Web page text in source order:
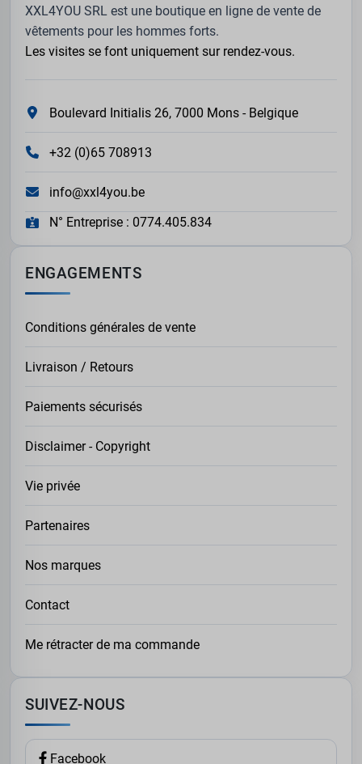
XXL4YOU SRL est une boutique en ligne de vente de
vêtements pour les hommes forts.
Les visites se font uniquement sur rendez-vous.
Boulevard Initialis 26, 7000 Mons - Belgique
+32 (0)65 708913
info@xxl4you.be
N° Entreprise : 0774.405.834
ENGAGEMENTS
Conditions générales de vente
Livraison / Retours
Paiements sécurisés
Disclaimer - Copyright
Vie privée
Partenaires
Nos marques
Contact
Me rétracter de ma commande
SUIVEZ-NOUS
Facebook